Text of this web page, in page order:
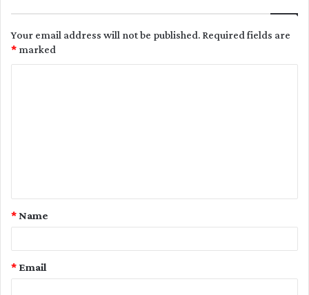
Your email address will not be published.Required fields are
marked
*
t
Name
*
Email
*